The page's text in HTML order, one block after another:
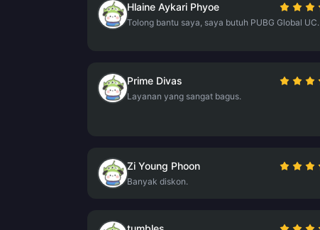
Hlaine Aykari Phyoe
Tolong bantu saya, saya butuh PUBG Global UC.
Prime Divas
Layanan yang sangat bagus.
Zi Young Phoon
Banyak diskon.